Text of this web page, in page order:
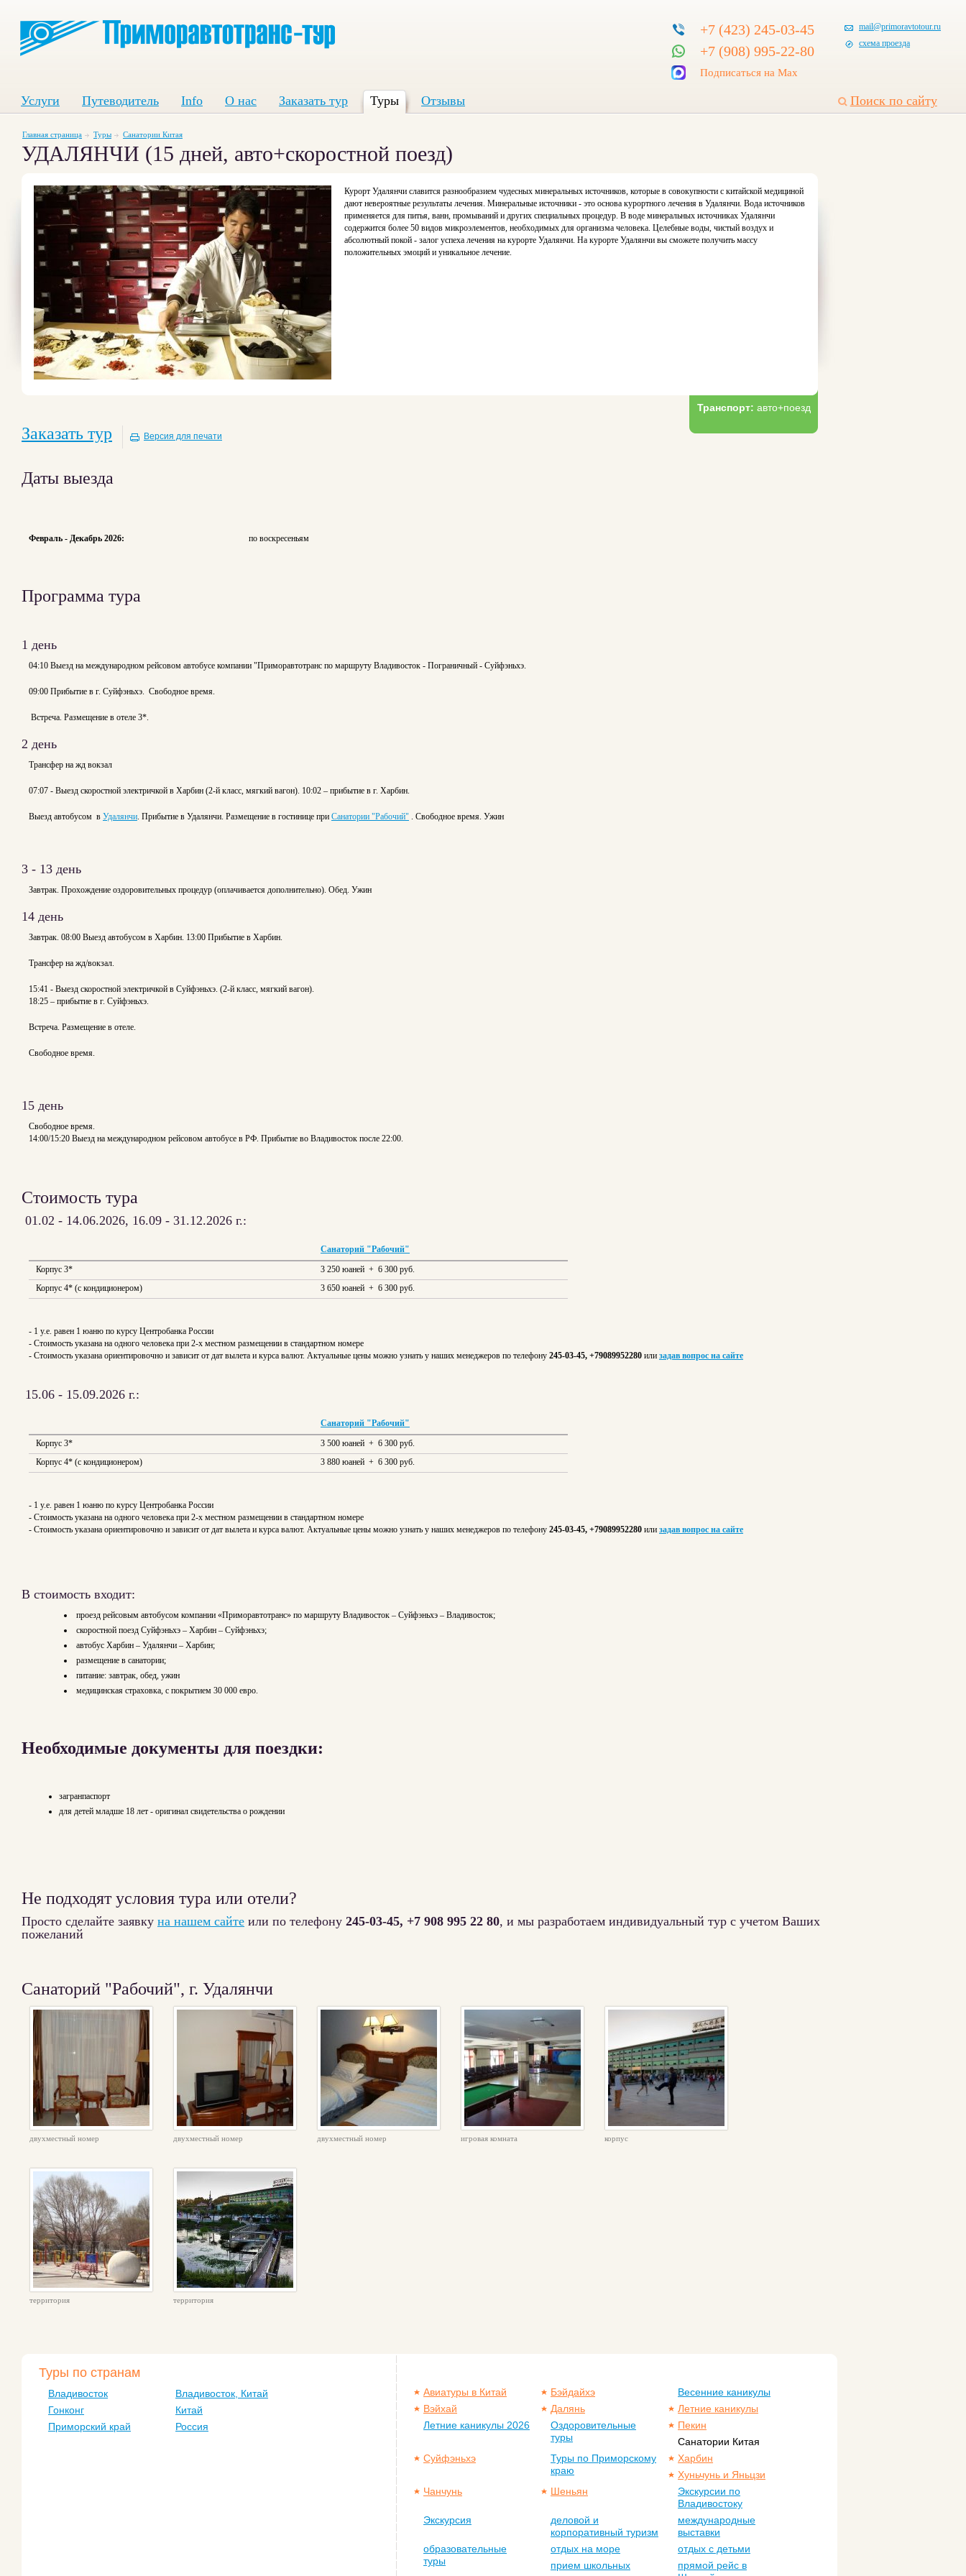
+7 (423) 245-03-45
+7 (908) 995-22-80
Подписаться на Max
mail@primoravtotour.ru
схема проезда
Поиск по сайту
Услуги Путеводитель Info О нас Заказать тур Туры Отзывы
Главная страница Туры Санатории Китая
УДАЛЯНЧИ (15 дней, авто+скоростной поезд)
Курорт Удалянчи славится разнообразием чудесных минеральных источников, которые в совокупности с китайской медициной
дают невероятные результаты лечения. Минеральные источники - это основа курортного лечения в Удалянчи. Вода источников
применяется для питья, ванн, промываний и других специальных процедур. В воде минеральных источниках Удалянчи
содержится более 50 видов микроэлементов, необходимых для организма человека. Целебные воды, чистый воздух и
абсолютный покой - залог успеха лечения на курорте Удалянчи. На курорте Удалянчи вы сможете получить массу
положительных эмоций и уникальное лечение.
Транспорт: авто+поезд
Заказать тур Версия для печати
Даты выезда
Февраль - Декабрь 2026: по воскресеньям
Программа тура
1 день
04:10 Выезд на международном рейсовом автобусе компании "Приморавтотранс по маршруту Владивосток - Пограничный - Суйфэньхэ.
09:00 Прибытие в г. Суйфэньхэ. Свободное время.
Встреча. Размещение в отеле 3*.
2 день
Трансфер на жд вокзал
07:07 - Выезд скоростной электричкой в Харбин (2-й класс, мягкий вагон). 10:02 – прибытие в г. Харбин.
Выезд автобусом в Удалянчи. Прибытие в Удалянчи. Размещение в гостинице при Санатории "Рабочий" . Свободное время. Ужин
3 - 13 день
Завтрак. Прохождение оздоровительных процедур (оплачивается дополнительно). Обед. Ужин
14 день
Завтрак. 08:00 Выезд автобусом в Харбин. 13:00 Прибытие в Харбин.
Трансфер на жд/вокзал.
15:41 - Выезд скоростной электричкой в Суйфэньхэ. (2-й класс, мягкий вагон).
18:25 – прибытие в г. Суйфэньхэ.
Встреча. Размещение в отеле.
Свободное время.
15 день
Свободное время.
14:00/15:20 Выезд на международном рейсовом автобусе в РФ. Прибытие во Владивосток после 22:00.
Стоимость тура
01.02 - 14.06.2026, 16.09 - 31.12.2026 г.:
Санаторий "Рабочий"
Корпус 3*
3 250 юаней + 6 300 руб.
Корпус 4* (с кондиционером)
3 650 юаней + 6 300 руб.
- 1 y.e. равен 1 юаню по курсу Центробанка России
- Стоимость указана на одного человека при 2-х местном размещении в стандартном номере
- Стоимость указана ориентировочно и зависит от дат вылета и курса валют. Актуальные цены можно узнать у наших менеджеров по телефону 245-03-45, +79089952280 или задав вопрос на сайте
15.06 - 15.09.2026 г.:
Санаторий "Рабочий"
Корпус 3*
3 500 юаней + 6 300 руб.
Корпус 4* (с кондиционером)
3 880 юаней + 6 300 руб.
- 1 y.e. равен 1 юаню по курсу Центробанка России
- Стоимость указана на одного человека при 2-х местном размещении в стандартном номере
- Стоимость указана ориентировочно и зависит от дат вылета и курса валют. Актуальные цены можно узнать у наших менеджеров по телефону 245-03-45, +79089952280 или задав вопрос на сайте
В стоимость входит:
проезд рейсовым автобусом компании «Приморавтотранс» по маршруту Владивосток – Суйфэньхэ – Владивосток;
скоростной поезд Суйфэньхэ – Харбин – Суйфэньхэ;
автобус Харбин – Удалянчи – Харбин;
размещение в санатории;
питание: завтрак, обед, ужин
медицинская страховка, с покрытием 30 000 евро.
Необходимые документы для поездки:
загранпаспорт
для детей младше 18 лет - оригинал свидетельства о рождении
Не подходят условия тура или отели?
Просто сделайте заявку на нашем сайте или по телефону 245-03-45, +7 908 995 22 80, и мы разработаем индивидуальный тур с учетом Ваших
пожеланий
Санаторий "Рабочий", г. Удалянчи
двухместный номер двухместный номер двухместный номер игровая комната корпус
территория территория
Туры по странам
Владивосток
Владивосток, Китай
Гонконг
Китай
Приморский край
Россия
Авиатуры в Китай Бэйдайхэ
Весенние каникулы
Вэйхай
Далянь
Летние каникулы
Летние каникулы 2026
Оздоровительные
туры
Пекин
Санатории Китая
Суйфэньхэ
Туры по Приморскому
краю
Харбин
Хуньчунь и Яньцзи
Чанчунь
Шеньян
Экскурсии по
Владивостоку
Экскурсия
деловой и
корпоративный туризм
международные
выставки
образовательные
туры
отдых на море
отдых с детьми
прием школьных
прямой рейс в